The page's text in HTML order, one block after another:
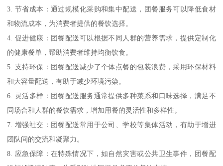
3. 节省成本：通过规模化采购和集中配送，团餐服务可以降低食材
和物流成本，为消费者提供的餐饮选择。
4. 促进健康：团餐配送可以根据不同人群的营养需求，提供定制化
的健康餐单，帮助消费者维持均衡饮食。
5. 支持环保：团餐配送减少了个体点餐的包装浪费，采用环保材料
和大容量配送，有助于减少环境污染。
6. 灵活多样：团餐配送服务通常提供多种菜系和口味选择，满足不
同场合和人群的餐饮需求，增加用餐的灵活性和多样性。
7. 增强社交：团餐配送常用于公司、学校等集体活动，有助于增进
团队间的交流和凝聚力。
8. 应急保障：在特殊情况下，如自然灾害或公共卫生事件，团餐配